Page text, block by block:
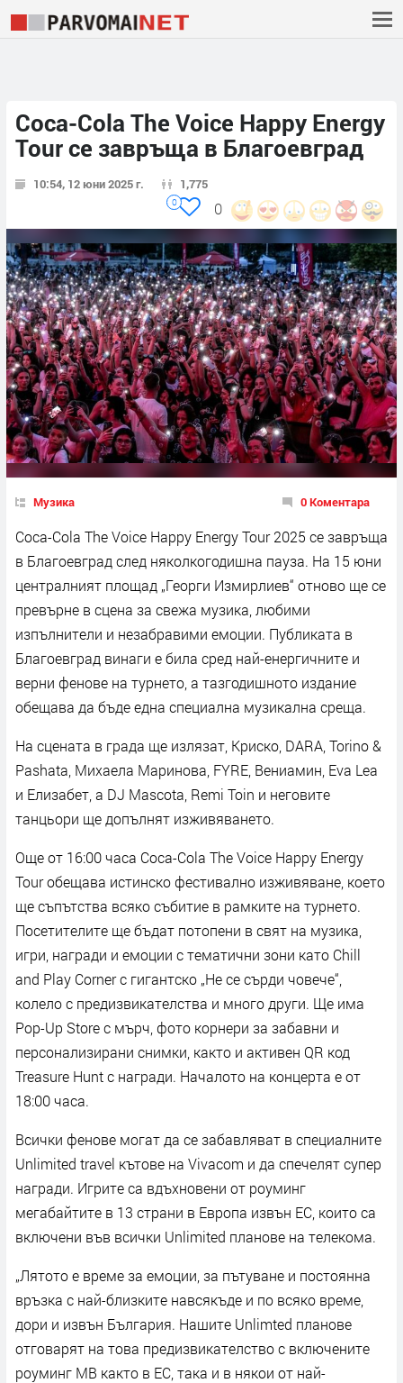
Coca-Cola The Voice Happy Energy
Tour се завръща в Благоевград
10:54, 12 юни 2025 г. 1,775
0
0
Музика 0 Коментара
Coca-Cola The Voice Happy Energy Tour 2025 се завръща
в Благоевград след няколкогодишна пауза. На 15 юни
централният площад „Георги Измирлиев“ отново ще се
превърне в сцена за свежа музика, любими
изпълнители и незабравими емоции. Публиката в
Благоевград винаги е била сред най-енергичните и
верни фенове на турнето, а тазгодишното издание
обещава да бъде една специална музикална среща.
На сцената в града ще излязат, Криско, DARA, Torino &
Pashata, Михаела Маринова, FYRE, Вениамин, Eva Lea
и Елизабет, а DJ Mascota, Remi Toin и неговите
танцьори ще допълнят изживяването.
Още от 16:00 часа Coca-Cola The Voice Happy Energy
Tour обещава истинско фестивално изживяване, което
ще съпътства всяко събитие в рамките на турнето.
Посетителите ще бъдат потопени в свят на музика,
игри, награди и емоции с тематични зони като Chill
and Play Corner с гигантско „Не се сърди човече“,
колело с предизвикателства и много други. Ще има
Pop-Up Store с мърч, фото корнери за забавни и
персонализирани снимки, както и активен QR код
Treasure Hunt с награди. Началото на концерта е от
18:00 часа.
Всички фенове могат да се забавляват в специалните
Unlimited travel кътове на Vivacom и да спечелят супер
награди. Игрите са вдъхновени от роуминг
мегабайтите в 13 страни в Европа извън ЕС, които са
включени във всички Unlimited планове на телекома.
„Лятото е време за емоции, за пътуване и постоянна
връзка с най-близките навсякъде и по всяко време,
дори и извън България. Нашите Unlimted планове
отговарят на това предизвикателство с включените
роуминг МВ както в ЕС, така и в някои от най-